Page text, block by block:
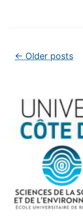
Post navigation
← Older posts